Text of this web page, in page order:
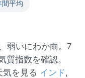
間平均
弱いにわか雨。7
質指数を確認。
を見る インド,